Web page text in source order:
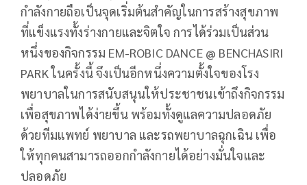
กำลังกายถือเป็นจุดเริ่มต้นสำคัญในการสร้างสุขภาพ
ที่แข็งแรงทั้งร่างกายและจิตใจ การได้ร่วมเป็นส่วน
หนึ่งของกิจกรรม EM-ROBIC DANCE @ BENCHASIRI
PARK ในครั้งนี้ จึงเป็นอีกหนึ่งความตั้งใจของโรง
พยาบาลในการสนับสนุนให้ประชาชนเข้าถึงกิจกรรม
เพื่อสุขภาพได้ง่ายขึ้น พร้อมทั้งดูแลความปลอดภัย
ด้วยทีมแพทย์ พยาบาล และรถพยาบาลฉุกเฉิน เพื่อ
ให้ทุกคนสามารถออกกำลังกายได้อย่างมั่นใจและ
ปลอดภัย